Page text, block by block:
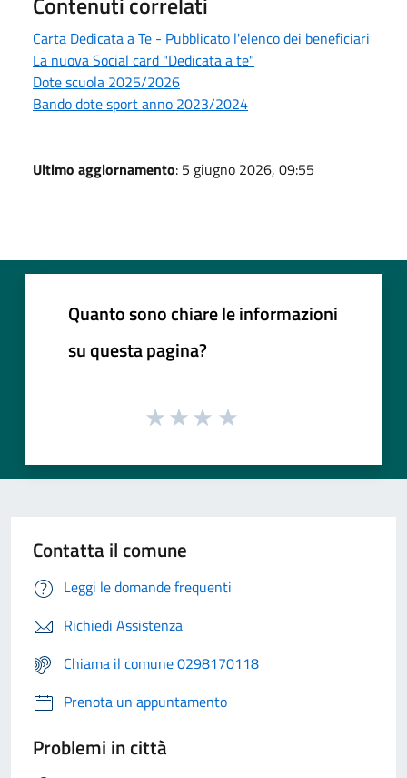
Carta Dedicata a Te - Pubblicato l'elenco dei beneficiari
La nuova Social card "Dedicata a te"
Dote scuola 2025/2026
Bando dote sport anno 2023/2024
Ultimo aggiornamento: 5 giugno 2026, 09:55
Quanto sono chiare le informazioni
su questa pagina?
Contatta il comune
Leggi le domande frequenti
Richiedi Assistenza
Chiama il comune 0298170118
Prenota un appuntamento
Problemi in città